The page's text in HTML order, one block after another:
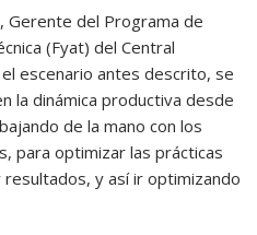
Gerente del Programa de
(Fyat) del Central
escenario antes descrito, se
la dinámica productiva desde
de la mano con los
para optimizar las prácticas
y así ir optimizando